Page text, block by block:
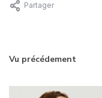
Partager
Vu précédement